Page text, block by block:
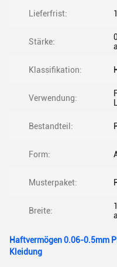
Lieferfrist:
Stärke:
Klassifikation:
Verwendung:
Bestandteil:
Form:
Musterpaket:
Breite:
Haftvermögen 0.06-0.5mm
Kleidung